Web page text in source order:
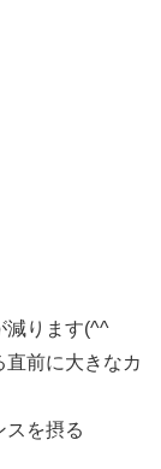
ります(^^ゞ
前に大きなカ
スを摂る